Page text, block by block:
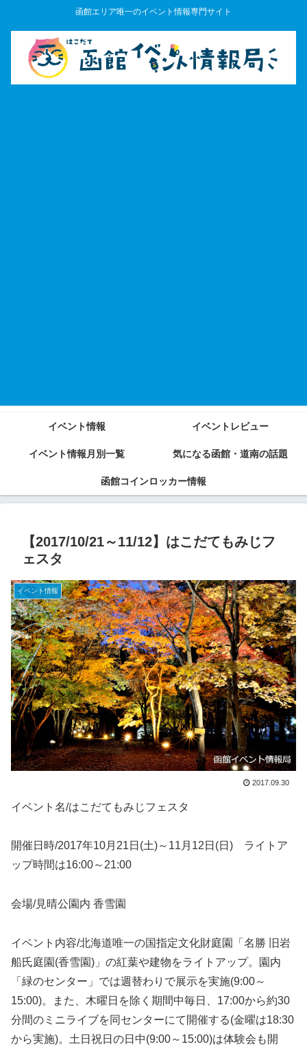
函館エリア唯一のイベント情報専門サイト
イベント情報 イベントレビュー
イベント情報月別一覧 気になる函館・道南の話題
函館コインロッカー情報
【2017/10/21～11/12】はこだてもみじフ
ェスタ
イベント情報
2017.09.30
イベント名/はこだてもみじフェスタ
開催日時/2017年10月21日(土)～11月12日(日) ライトア
ップ時間は16:00～21:00
会場/見晴公園内 香雪園
イベント内容/北海道唯一の国指定文化財庭園「名勝 旧岩
船氏庭園(香雪園)」の紅葉や建物をライトアップ。園内
「緑のセンター」では週替わりで展示を実施(9:00～
15:00)。また、木曜日を除く期間中毎日、17:00から約30
分間のミニライブを同センターにて開催する(金曜は18:30
から実施)。土日祝日の日中(9:00～15:00)は体験会も開